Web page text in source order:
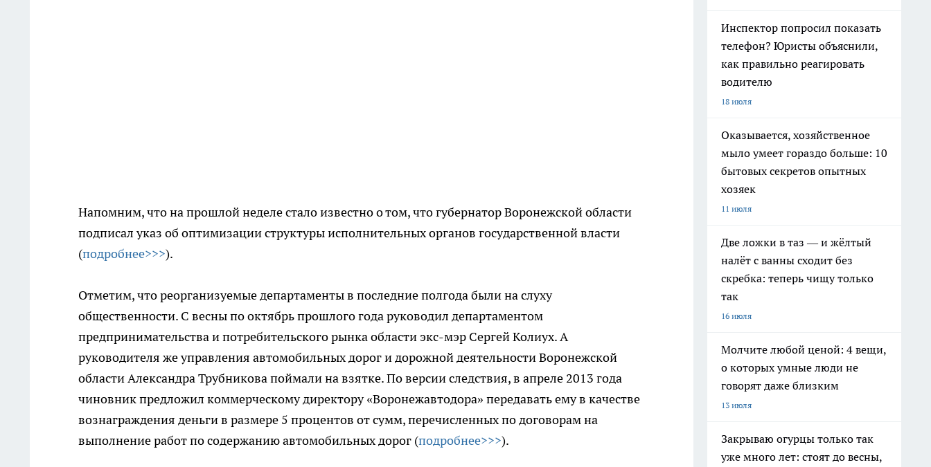
Напомним, что на прошлой неделе стало известно о том, что губернатор Воронежской области
подписал указ об оптимизации структуры исполнительных органов государственной власти
(подробнее>>>).
Отметим, что реорганизуемые департаменты в последние полгода были на слуху
общественности. С весны по октябрь прошлого года руководил департаментом
предпринимательства и потребительского рынка области экс-мэр Сергей Колиух. А
руководителя же управления автомобильных дорог и дорожной деятельности Воронежской
области Александра Трубникова поймали на взятке. По версии следствия, в апреле 2013 года
чиновник предложил коммерческому директору «Воронежавтодора» передавать ему в качестве
вознаграждения деньги в размере 5 процентов от сумм, перечисленных по договорам на
выполнение работ по содержанию автомобильных дорог (подробнее>>>).
Инспектор попросил показать
телефон? Юристы объяснили,
как правильно реагировать
водителю
18 июля
Оказывается, хозяйственное
мыло умеет гораздо больше: 10
бытовых секретов опытных
хозяек
11 июля
Две ложки в таз — и жёлтый
налёт с ванны сходит без
скребка: теперь чищу только
так
16 июля
Молчите любой ценой: 4 вещи,
о которых умные люди не
говорят даже близким
13 июля
Закрываю огурцы только так
уже много лет: стоят до весны,